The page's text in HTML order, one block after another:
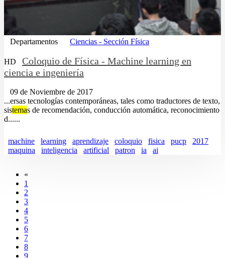
Departamentos Ciencias - Sección Física
HD
Coloquio de Física - Machine learning en
ciencia e ingeniería
09 de Noviembre de 2017
...ersas tecnologías contemporáneas, tales como traductores de texto,
sistemas de recomendación, conducción automática, reconocimiento
d......
machine learning aprendizaje coloquio fisica pucp
2017
maquina
inteligencia artificial patron ia ai
«
1
2
3
4
5
6
7
8
9